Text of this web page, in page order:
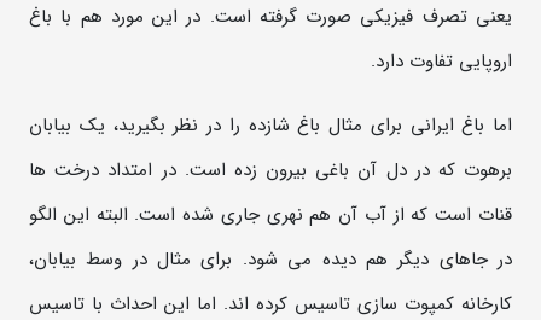
یعنی تصرف فیزیکی صورت گرفته است. در این مورد هم با باغ
اروپایی تفاوت دارد.
اما باغ ایرانی برای مثال باغ شازده را در نظر بگیرید، یک بیابان
برهوت که در دل آن باغی بیرون زده است. در امتداد درخت ها
قنات است که از آب آن هم نهری جاری شده است. البته این الگو
در جاهای دیگر هم دیده می شود. برای مثال در وسط بیابان،
کارخانه کمپوت سازی تاسیس کرده اند. اما این احداث با تاسیس